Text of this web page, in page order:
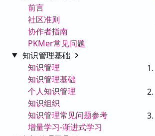
前言
社区准则
协作者指南
PKMer常见问题
知识管理基础
知识管理
知识管理基础
个人知识管理
知识组织
知识管理常见问题参考
增量学习-渐进式学习